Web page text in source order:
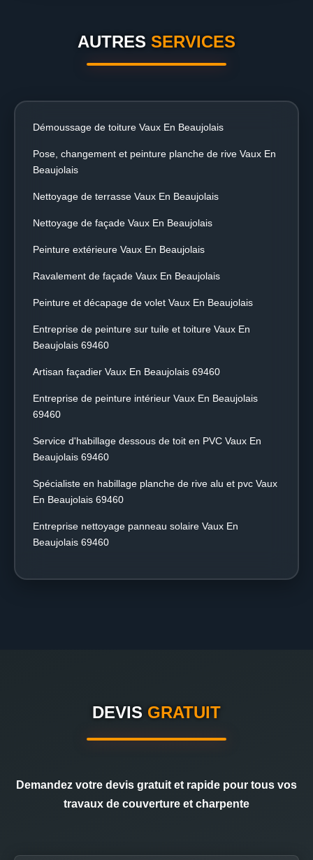
AUTRES SERVICES
Démoussage de toiture Vaux En Beaujolais
Pose, changement et peinture planche de rive Vaux En
Beaujolais
Nettoyage de terrasse Vaux En Beaujolais
Nettoyage de façade Vaux En Beaujolais
Peinture extérieure Vaux En Beaujolais
Ravalement de façade Vaux En Beaujolais
Peinture et décapage de volet Vaux En Beaujolais
Entreprise de peinture sur tuile et toiture Vaux En
Beaujolais 69460
Artisan façadier Vaux En Beaujolais 69460
Entreprise de peinture intérieur Vaux En Beaujolais
69460
Service d'habillage dessous de toit en PVC Vaux En
Beaujolais 69460
Spécialiste en habillage planche de rive alu et pvc Vaux
En Beaujolais 69460
Entreprise nettoyage panneau solaire Vaux En
Beaujolais 69460
DEVIS GRATUIT
Demandez votre devis gratuit et rapide pour tous vos
travaux de couverture et charpente